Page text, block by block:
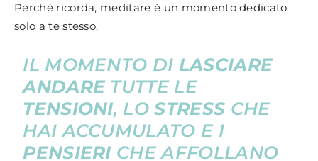
Perché ricorda, meditare è un momento dedicato
solo a te stesso.
IL MOMENTO DI LASCIARE
ANDARETUTTE LE
TENSIONI, LOSTRESS CHE
HAI ACCUMULATO E I
PENSIERI CHE AFFOLLANO